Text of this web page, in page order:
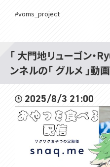
#voms_project
「 大門地リューゴン
ンネルの「 グルメ 」動画
2025/8/3 21:00